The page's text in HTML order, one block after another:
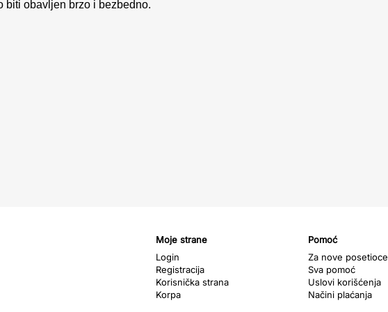
biti obavljen brzo i bezbedno.
Moje strane
Login
Registracija
Korisnička strana
Korpa
Pomoć
Za nove posetioce
Sva pomoć
Uslovi korišćenja
Načini plaćanja